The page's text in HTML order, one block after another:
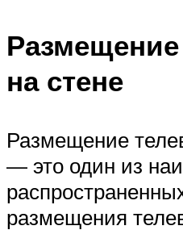
на стене
Размещение
— это один из
размещения